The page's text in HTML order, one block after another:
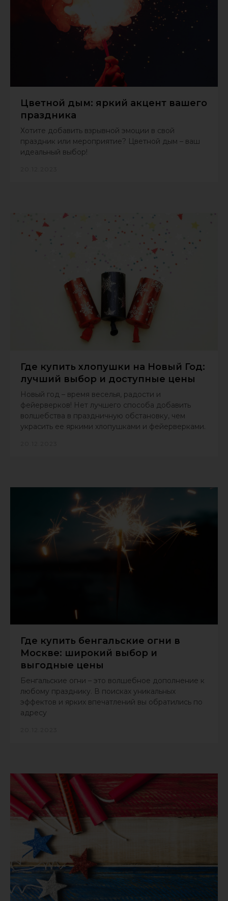
Цветной дым: яркий акцент вашего
праздника
Хотите добавить взрывной эмоции в свой
праздник или мероприятие? Цветной дым – ваш
идеальный выбор!
Где купить хлопушки на Новый Год:
лучший выбор и доступные цены
Новый год – время веселья, радости и
фейерверков! Нет лучшего способа добавить
волшебства в праздничную обстановку, чем
украсить ее яркими хлопушками и фейерверками.
Где купить бенгальские огни в
Москве: широкий выбор и
выгодные цены
Бенгальские огни – это волшебное дополнение к
любому празднику. В поисках уникальных
эффектов и ярких впечатлений вы обратились по
адресу